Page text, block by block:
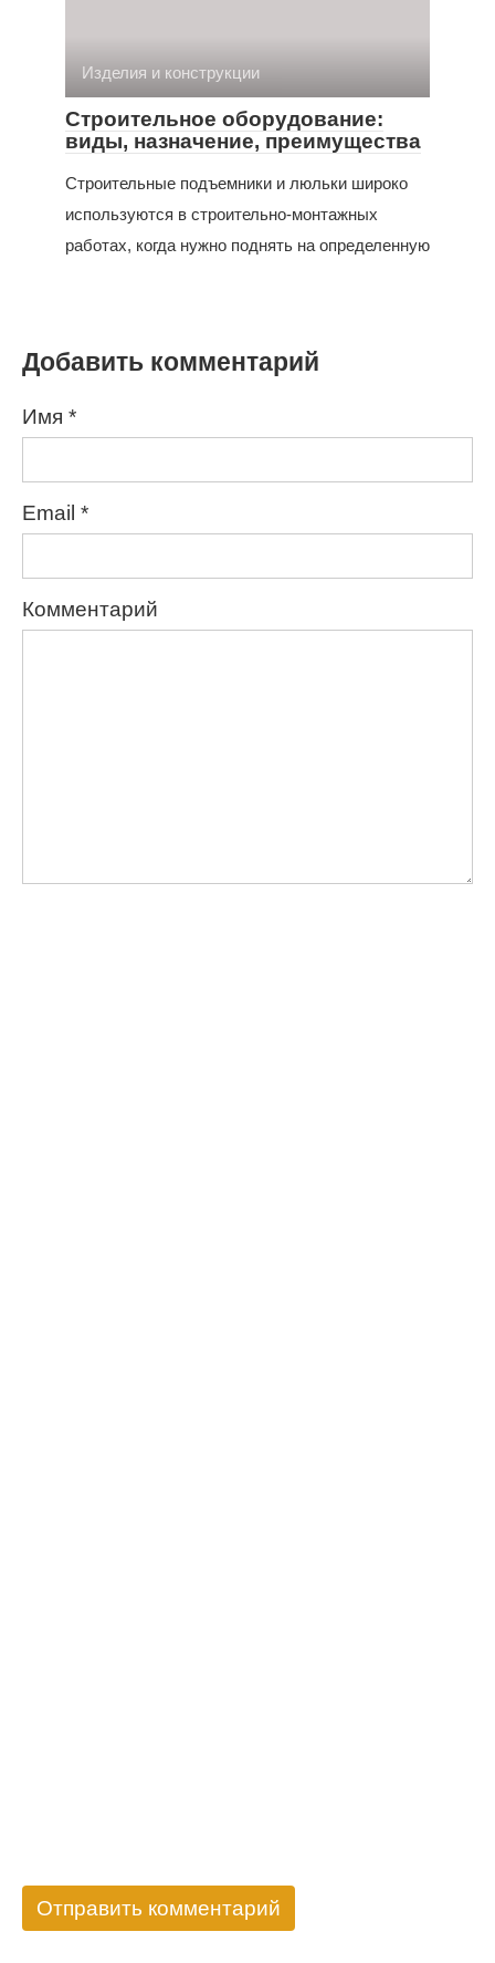
Изделия и конструкции
Строительное оборудование:
виды, назначение, преимущества
Строительные подъемники и люльки широко
используются в строительно-монтажных
работах, когда нужно поднять на определенную
Добавить комментарий
Имя *
Email *
Комментарий